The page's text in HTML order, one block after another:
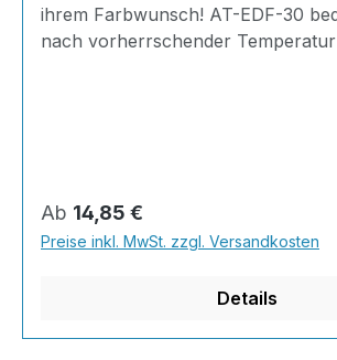
ihrem Farbwunsch! AT-EDF-30
nach vorherrschender
Gramm Härter20 Gramm
der RAL-Farben505 Gramm
Regulärer Preis:
Ab 14,85 €
Preise inkl. MwSt. zzgl. Versandkosten
Details